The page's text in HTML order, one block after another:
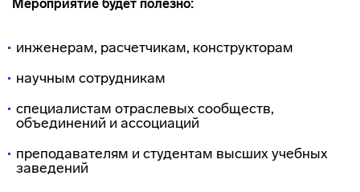
Мероприятие будет полезно:
инженерам, расчетчикам, конструкторам
научным сотрудникам
специалистам отраслевых сообществ,
объединений и ассоциаций
преподавателям и студентам высших учебных
заведений